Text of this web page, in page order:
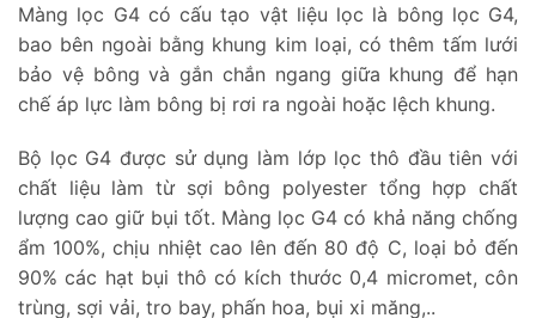
Màng lọc G4 có cấu tạo vật liệu lọc là bông lọc G4,
bao bên ngoài bằng khung kim loại, có thêm tấm lưới
bảo vệ bông và gắn chắn ngang giữa khung để hạn
chế áp lực làm bông bị rơi ra ngoài hoặc lệch khung.
Bộ lọc G4 được sử dụng làm lớp lọc thô đầu tiên với
chất liệu làm từ sợi bông polyester tổng hợp chất
lượng cao giữ bụi tốt. Màng lọc G4 có khả năng chống
ẩm 100%, chịu nhiệt cao lên đến 80 độ C, loại bỏ đến
90% các hạt bụi thô có kích thước 0,4 micromet, côn
trùng, sợi vải, tro bay, phấn hoa, bụi xi măng,..